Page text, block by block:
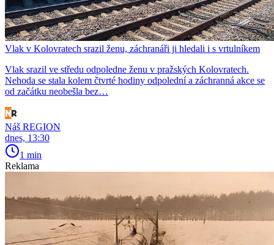
Vlak v Kolovratech srazil ženu, záchranáři ji hledali i s vrtulníkem
Vlak srazil ve středu odpoledne ženu v pražských Kolovratech.
Nehoda se stala kolem čtvrté hodiny odpolední a záchranná akce se
od začátku neobešla bez…
Náš REGION
dnes, 13:30
1 min
Reklama